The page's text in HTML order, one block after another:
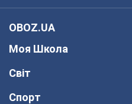
OBOZ.UA
Моя Школа
Світ
Спорт